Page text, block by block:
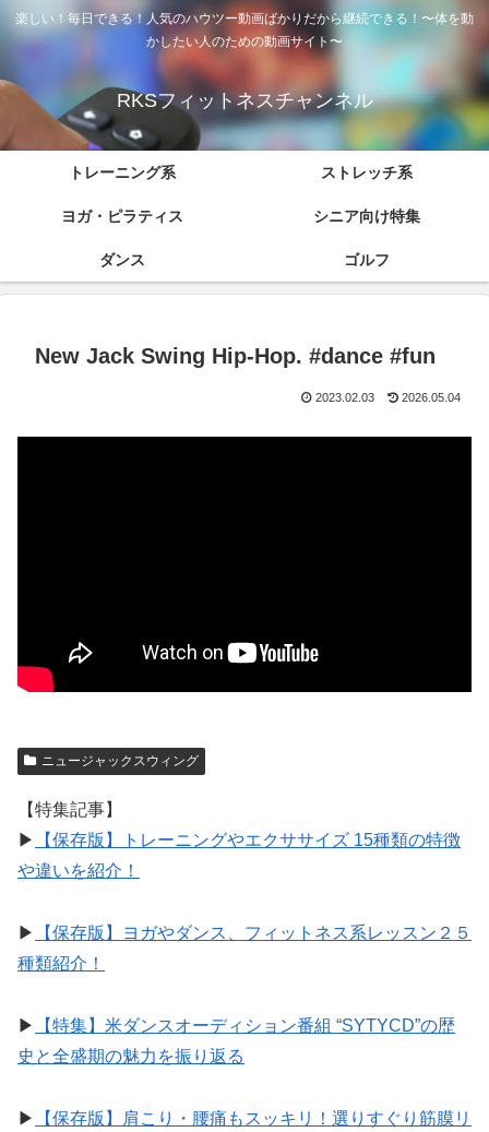
楽しい！毎日できる！人気のハウツー動画ばかりだから継続できる！〜体を動
かしたい人のための動画サイト〜
RKSフィットネスチャンネル
トレーニング系 ストレッチ系
ヨガ・ピラティス シニア向け特集
ダンス ゴルフ
New Jack Swing Hip-Hop. #dance #fun
2023.02.03 2026.05.04
ニュージャックスウィング
【特集記事】
▶︎
【保存版】トレーニングやエクササイズ 15種類の特徴
や違いを紹介！
▶︎
【保存版】ヨガやダンス、フィットネス系レッスン２５
種類紹介！
▶︎
【特集】米ダンスオーディション番組 “SYTYCD”の歴
史と全盛期の魅力を振り返る
▶︎
【保存版】肩こり・腰痛もスッキリ！選りすぐり筋膜リ